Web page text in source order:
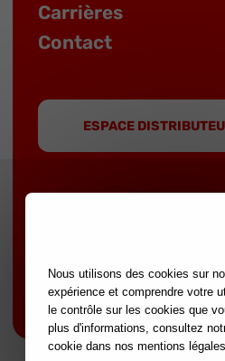
Carrières
Contact
ESPACE
Marques partenaires :
Mentions légales
Nous utilisons des cookies sur
expérience et comprendre votre
le contrôle sur les cookies que
plus d'informations, consultez
cookie dans nos mentions légales.